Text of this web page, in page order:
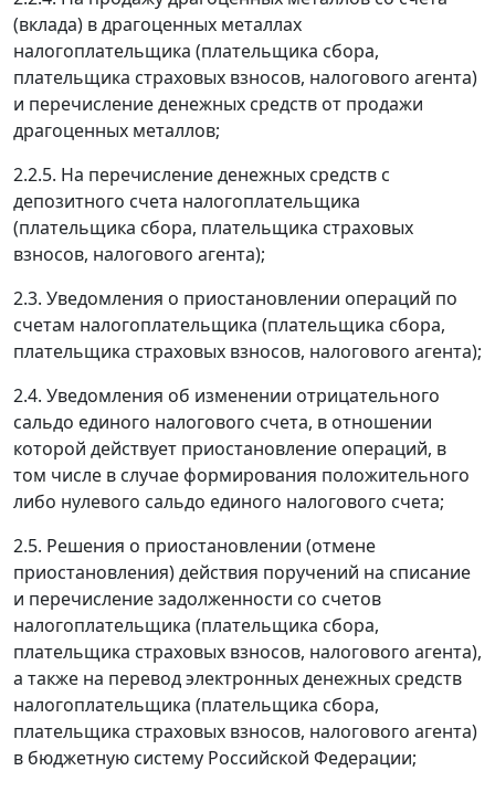
(вклада) в драгоценных металлах
налогоплательщика (плательщика сбора,
плательщика страховых взносов, налогового агента)
и перечисление денежных средств от продажи
драгоценных металлов;
2.2.5. На перечисление денежных средств с
депозитного счета налогоплательщика
(плательщика сбора, плательщика страховых
взносов, налогового агента);
2.3. Уведомления о приостановлении операций по
счетам налогоплательщика (плательщика сбора,
плательщика страховых взносов, налогового агента);
2.4. Уведомления об изменении отрицательного
сальдо единого налогового счета, в отношении
которой действует приостановление операций, в
том числе в случае формирования положительного
либо нулевого сальдо единого налогового счета;
2.5. Решения о приостановлении (отмене
приостановления) действия поручений на списание
и перечисление задолженности со счетов
налогоплательщика (плательщика сбора,
плательщика страховых взносов, налогового агента),
а также на перевод электронных денежных средств
налогоплательщика (плательщика сбора,
плательщика страховых взносов, налогового агента)
в бюджетную систему Российской Федерации;